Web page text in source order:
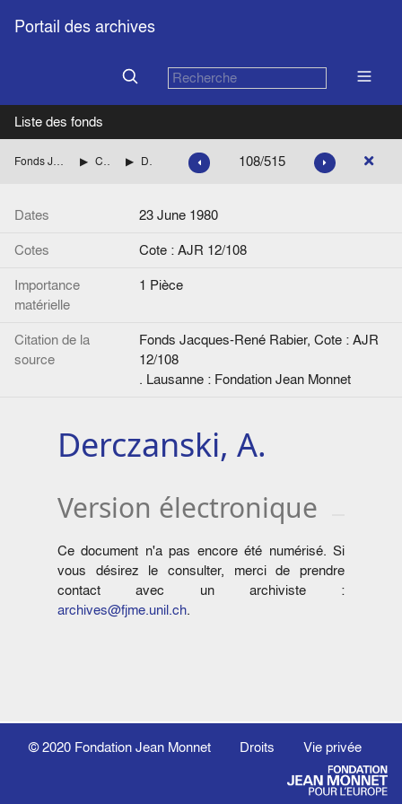
Portail des archives
Liste des fonds
Fonds Jacques-René Rabier Correspondance Derczanski, A. 108/515
Dates
23 June 1980
Cotes
Cote : AJR 12/108
Importance
matérielle
1 Pièce
Citation de la
source
Fonds Jacques-René Rabier, Cote : AJR
12/108
. Lausanne : Fondation Jean Monnet
Derczanski, A.
Version électronique
Ce document n'a pas encore été numérisé. Si
vous désirez le consulter, merci de prendre
contact avec un archiviste :
archives@fjme.unil.ch.
© 2020 Fondation Jean Monnet Droits Vie privée